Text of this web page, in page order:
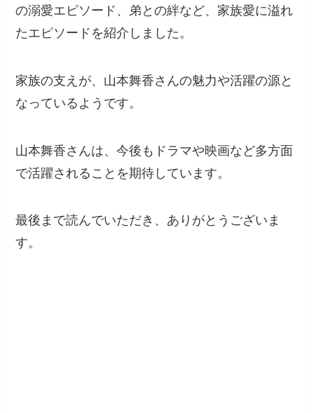
の溺愛エピソード、弟との絆など、家族愛に溢れ
たエピソードを紹介しました。
家族の支えが、山本舞香さんの魅力や活躍の源と
なっているようです。
山本舞香さんは、今後もドラマや映画など多方面
で活躍されることを期待しています。
最後まで読んでいただき、ありがとうございま
す。